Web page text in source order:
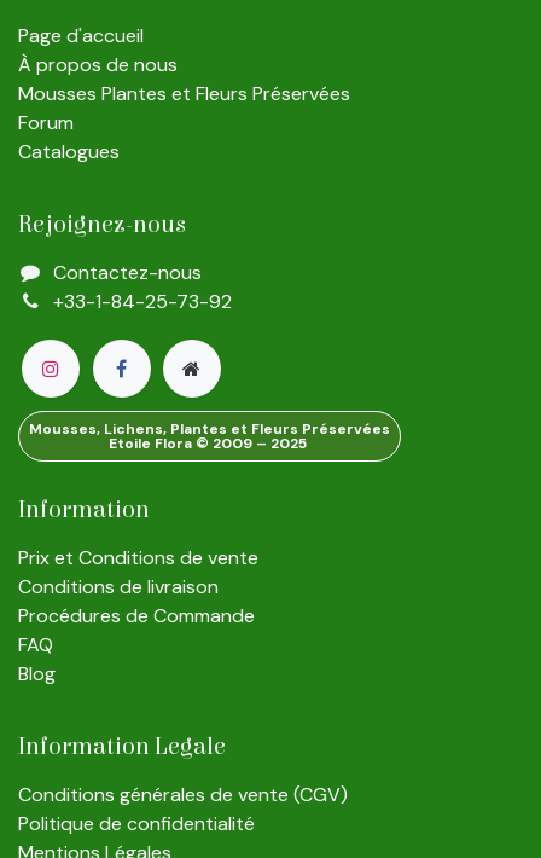
Page d'accueil
À propos de nous
Mousses Plantes et Fleurs Préservées
Forum
Catalogues
Rejoignez-nous
Contactez-nous
+33-1-84-25-73-92
Mousses, Lichens, Plantes et Fleurs Préservées
Etoile Flora © 2009 – 2025
Information
Prix et Conditions de vente
Conditions de livraison
Procédures de Commande
FAQ
Blog
Information Legale
Conditions générales de vente (CGV)
Politique de confidentialité